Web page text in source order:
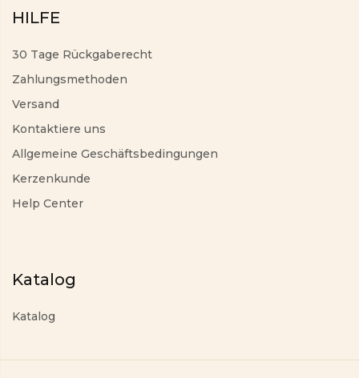
HILFE
30 Tage Rückgaberecht
Zahlungsmethoden
Versand
Kontaktiere uns
Allgemeine Geschäftsbedingungen
Kerzenkunde
Help Center
Katalog
Katalog